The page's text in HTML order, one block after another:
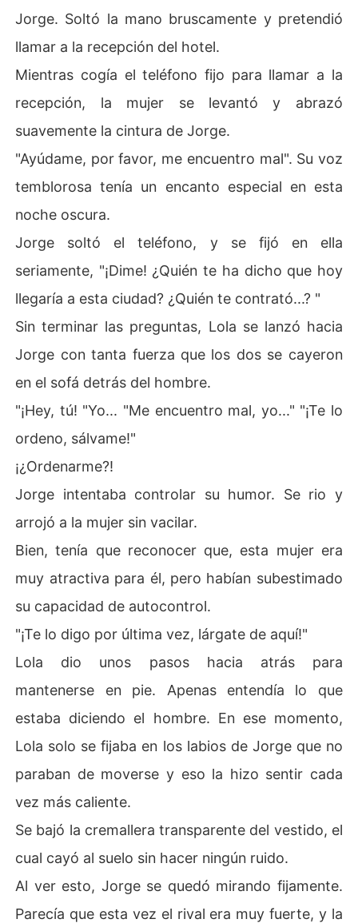
Jorge. Soltó la mano bruscamente y pretendió
llamar a la recepción del hotel.
Mientras cogía el teléfono fijo para llamar a la
recepción, la mujer se levantó y abrazó
suavemente la cintura de Jorge.
"Ayúdame, por favor, me encuentro mal". Su voz
temblorosa tenía un encanto especial en esta
noche oscura.
Jorge soltó el teléfono, y se fijó en ella
seriamente, "¡Dime! ¿Quién te ha dicho que hoy
llegaría a esta ciudad? ¿Quién te contrató...? "
Sin terminar las preguntas, Lola se lanzó hacia
Jorge con tanta fuerza que los dos se cayeron
en el sofá detrás del hombre.
"¡Hey, tú! "Yo... "Me encuentro mal, yo..." "¡Te lo
ordeno, sálvame!"
¡¿Ordenarme?!
Jorge intentaba controlar su humor. Se rio y
arrojó a la mujer sin vacilar.
Bien, tenía que reconocer que, esta mujer era
muy atractiva para él, pero habían subestimado
su capacidad de autocontrol.
"¡Te lo digo por última vez, lárgate de aquí!"
Lola dio unos pasos hacia atrás para
mantenerse en pie. Apenas entendía lo que
estaba diciendo el hombre. En ese momento,
Lola solo se fijaba en los labios de Jorge que no
paraban de moverse y eso la hizo sentir cada
vez más caliente.
Se bajó la cremallera transparente del vestido, el
cual cayó al suelo sin hacer ningún ruido.
Al ver esto, Jorge se quedó mirando fijamente.
Parecía que esta vez el rival era muy fuerte, y la